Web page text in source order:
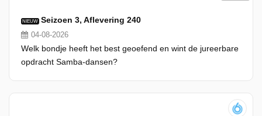
NIEUW Seizoen 3, Aflevering 240
04-08-2026
Welk bondje heeft het best geoefend en wint de jureerbare
opdracht Samba-dansen?